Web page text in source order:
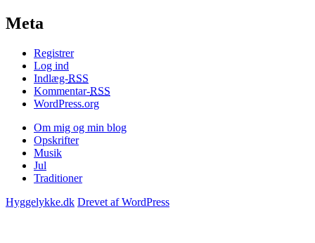
Meta
Registrer
Log ind
Indlæg-RSS
Kommentar-RSS
WordPress.org
Om mig og min blog
Opskrifter
Musik
Jul
Traditioner
Hyggelykke.dk Drevet af WordPress